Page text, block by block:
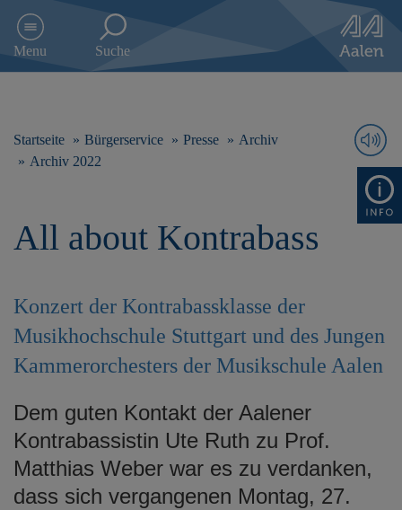
e
Menu Suche
Startseite Bürgerservice Presse
Archiv
Archiv 2022
All about Kontrabass
Konzert der Kontrabassklasse der
Musikhochschule Stuttgart und des Jungen
Kammerorchesters der Musikschule Aalen
Dem guten Kontakt der Aalener
Kontrabassistin Ute Ruth zu Prof.
Matthias Weber war es zu verdanken,
dass sich vergangenen Montag, 27.